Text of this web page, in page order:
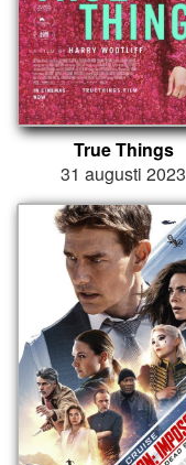
True Things
31 augusti 2023